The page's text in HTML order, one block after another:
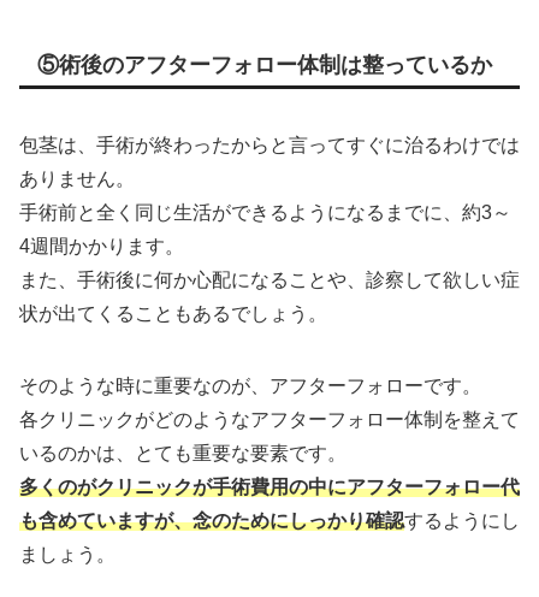
⑤術後のアフターフォロー体制は整っているか
包茎は、手術が終わったからと言ってすぐに治るわけでは
ありません。
手術前と全く同じ生活ができるようになるまでに、約3～
4週間かかります。
また、手術後に何か心配になることや、診察して欲しい症
状が出てくることもあるでしょう。
そのような時に重要なのが、アフターフォローです。
各クリニックがどのようなアフターフォロー体制を整えて
いるのかは、とても重要な要素です。
多くのがクリニックが手術費用の中にアフターフォロー代
も含めていますが、念のためにしっかり確認するようにし
ましょう。